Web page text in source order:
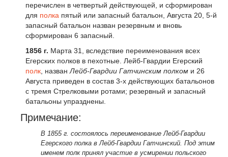
перечислен в четвертый действующей, и сформирован
для полка пятый или запасный батальон, Августа 20, 5-й
запасный батальон назван резервным и вновь
сформирован 6 запасный.
1856 г. Марта 31, вследствие переименования всех
Егерских полков в пехотные. Лейб-Гвардии Егерский
полк , назван Лейб-Гвардии Гатчинским полком и 26
Августа приведен в состав 3-х действующих батальонов
с тремя Стрелковыми ротами; резервный и запасный
батальоны упразднены.
Примечание:
В 1855 г. состоялось переименование Лейб-Гвардии
Егерского полка в Лейб-Гвардии Гатчинский. Под этим
именем полк принял участие в усмирении польского